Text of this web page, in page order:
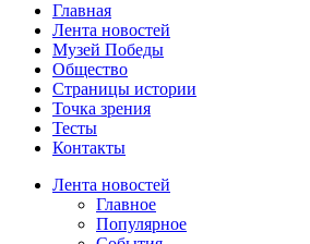
Главная
Лента новостей
Музей Победы
Общество
Страницы истории
Точка зрения
Тесты
Контакты
Лента новостей
Главное
Популярное